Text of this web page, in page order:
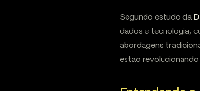
Segundo estudo da
dados e tecnologia,
abordagens
estao revolucionando